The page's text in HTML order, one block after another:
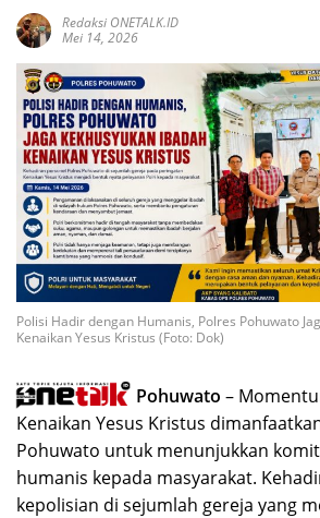
Redaksi ONETALK.ID
Mei 14, 2026
Polisi Hadir dengan Humanis, Polres Pohuwato
Kenaikan Yesus Kristus (Foto: Dok)
Pohuwato –
Kenaikan Yesus Kristus
Pohuwato untuk menunjukkan
humanis kepada masyarakat.
kepolisian di sejumlah gereja yang